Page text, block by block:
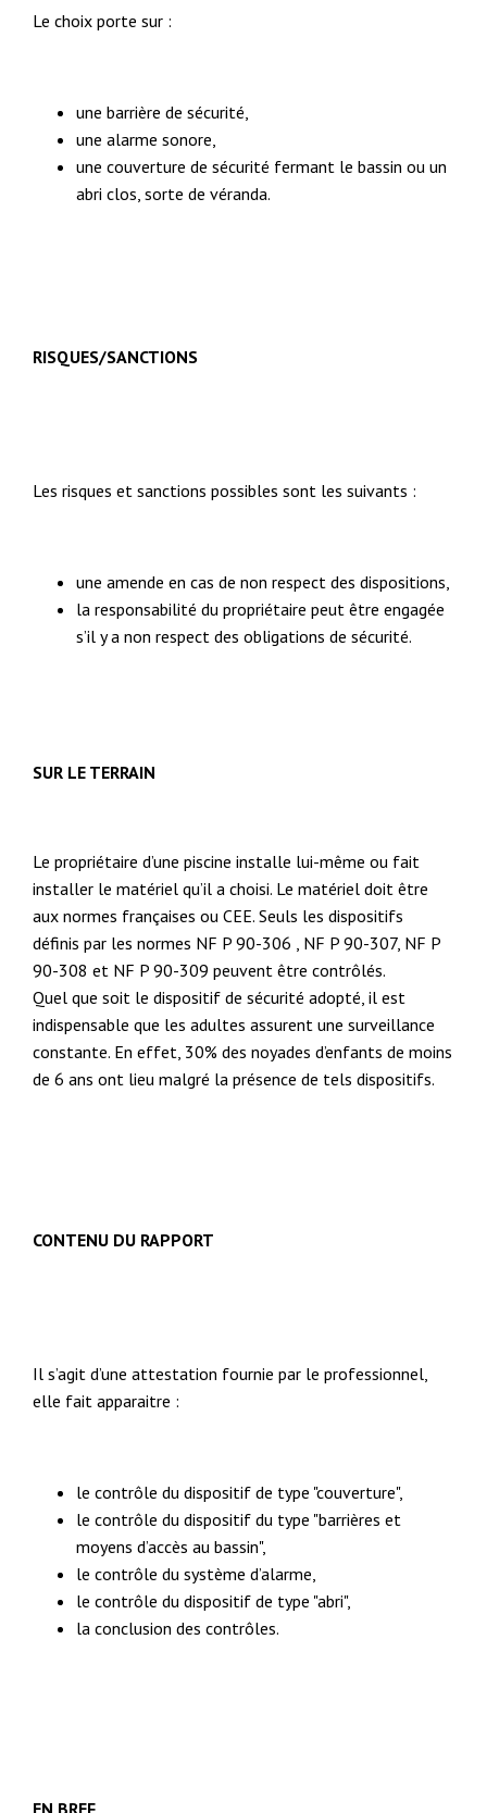
Le choix porte sur :
une barrière de sécurité,
une alarme sonore,
une couverture de sécurité fermant le bassin ou un
abri clos, sorte de véranda.
RISQUES/SANCTIONS
Les risques et sanctions possibles sont les suivants :
une amende en cas de non respect des dispositions,
la responsabilité du propriétaire peut être engagée
s’il y a non respect des obligations de sécurité.
SUR LE TERRAIN
Le propriétaire d’une piscine installe lui-même ou fait
installer le matériel qu’il a choisi. Le matériel doit être
aux normes françaises ou CEE. Seuls les dispositifs
définis par les normes NF P 90-306 , NF P 90-307, NF P
90-308 et NF P 90-309 peuvent être contrôlés.
Quel que soit le dispositif de sécurité adopté, il est
indispensable que les adultes assurent une surveillance
constante. En effet, 30% des noyades d’enfants de moins
de 6 ans ont lieu malgré la présence de tels dispositifs.
CONTENU DU RAPPORT
Il s’agit d’une attestation fournie par le professionnel,
elle fait apparaitre :
le contrôle du dispositif de type "couverture",
le contrôle du dispositif du type "barrières et
moyens d’accès au bassin",
le contrôle du système d’alarme,
le contrôle du dispositif de type "abri",
la conclusion des contrôles.